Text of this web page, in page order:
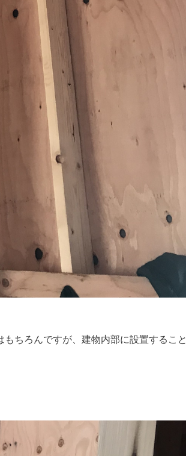
ちろんですが、建物内部に設置すること